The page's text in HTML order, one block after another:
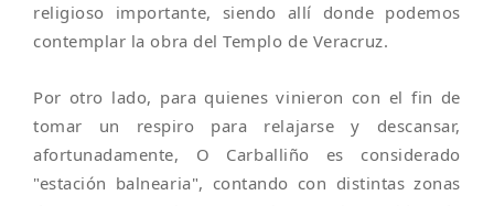
religioso importante, siendo allí donde podemos
contemplar la obra del Templo de Veracruz.
Por otro lado, para quienes vinieron con el fin de
tomar un respiro para relajarse y descansar,
afortunadamente, O Carballiño es considerado
"estación balnearia", contando con distintas zonas